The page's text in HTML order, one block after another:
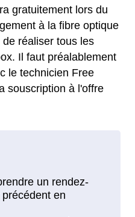
gratuitement lors du
à la fibre optique
réaliser tous les
Il faut préalablement
le technicien Free
souscription à l'offre